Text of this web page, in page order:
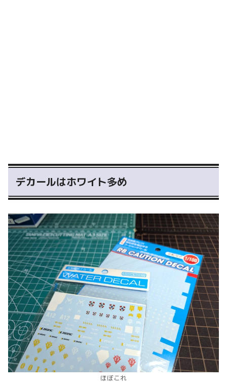
デカールはホワイト多め
ほぼこれ